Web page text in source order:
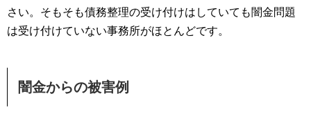
さい。そもそも債務整理の受け付けはしていても闇金問題
は受け付けていない事務所がほとんどです。
闇金からの被害例